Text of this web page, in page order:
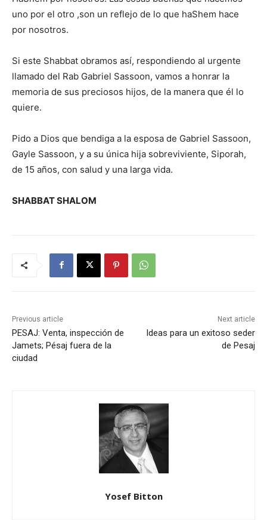
uno por el otro ,son un reflejo de lo que haShem hace
por nosotros.
Si este Shabbat obramos así, respondiendo al urgente
llamado del Rab Gabriel Sassoon, vamos a honrar la
memoria de sus preciosos hijos, de la manera que él lo
quiere.
Pido a Dios que bendiga a la esposa de Gabriel Sassoon,
Gayle Sassoon, y a su única hija sobreviviente, Siporah,
de 15 años, con salud y una larga vida.
SHABBAT SHALOM
Previous article
PESAJ: Venta, inspección de
Jamets; Pésaj fuera de la
ciudad
Next article
Ideas para un exitoso seder
de Pesaj
Yosef Bitton